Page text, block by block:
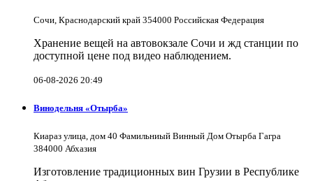
Сочи, Краснодарский край 354000 Российская Федерация
Хранение вещей на автовокзале Сочи и жд станции по
доступной цене под видео наблюдением.
06-08-2026 20:49
Винодельня «Отырба»
Киараз улица, дом 40 Фамильниый Винный Дом Отырба Гагра
384000 Абхазия
Изготовление традиционных вин Грузии в Республике